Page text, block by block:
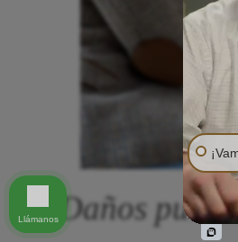
Daños
Llámanos